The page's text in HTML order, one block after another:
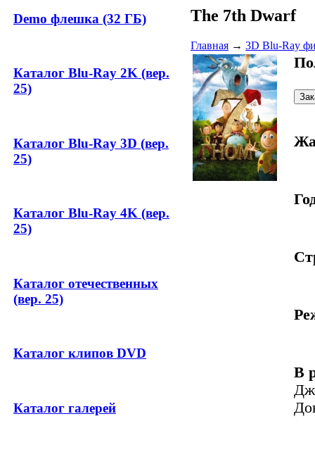
Demo флешка (32 ГБ)
Каталог Blu-Ray 2K (вер.
25)
Каталог Blu-Ray 3D (вер.
25)
Каталог Blu-Ray 4K (вер.
25)
Каталог отечественных
(вер. 25)
Каталог клипов DVD
Каталог галерей
The 7th Dwarf
Главная → 3D Blu-Ray
В